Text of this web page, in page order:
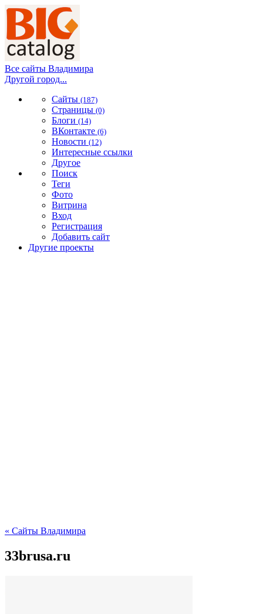
Все сайты Владимира
Другой город...
Сайты (187)
Страницы (0)
Блоги (14)
ВКонтакте (6)
Новости (12)
Интересные ссылки
Другое
Поиск
Теги
Фото
Витрина
Вход
Регистрация
Добавить сайт
Другие проекты
« Сайты Владимира
33brusa.ru